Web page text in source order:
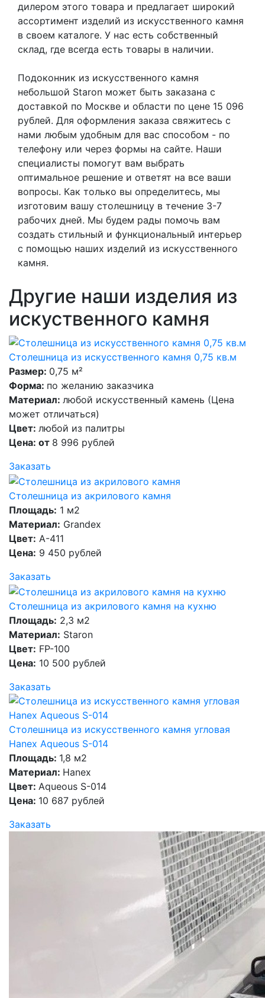
дилером этого товара и предлагает широкий
ассортимент изделий из искусственного камня
в своем каталоге. У нас есть собственный
склад, где всегда есть товары в наличии.
Подоконник из искусственного камня
небольшой Staron может быть заказана с
доставкой по Москве и области по цене 15 096
рублей. Для оформления заказа свяжитесь с
нами любым удобным для вас способом - по
телефону или через формы на сайте. Наши
специалисты помогут вам выбрать
оптимальное решение и ответят на все ваши
вопросы. Как только вы определитесь, мы
изготовим вашу столешницу в течение 3-7
рабочих дней. Мы будем рады помочь вам
создать стильный и функциональный интерьер
с помощью наших изделий из искусственного
камня.
Другие наши изделия из
искуственного камня
Столешница из искусственного камня 0,75 кв.м
Размер: 0,75 м²
Форма: по желанию заказчика
Материал: любой искусственный камень (Цена
может отличаться)
Цвет: любой из палитры
Цена: от 8 996 рублей
Заказать
Столешница из акрилового камня
Площадь: 1 м2
Материал: Grandex
Цвет: A-411
Цена: 9 450 рублей
Заказать
Столешница из акрилового камня на кухню
Площадь: 2,3 м2
Материал: Staron
Цвет: FP-100
Цена: 10 500 рублей
Заказать
Столешница из искусственного камня угловая
Hanex Aqueous S-014
Площадь: 1,8 м2
Материал: Hanex
Цвет: Aqueous S-014
Цена: 10 687 рублей
Заказать